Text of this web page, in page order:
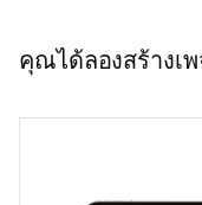
คุณได้ลองสร้างเ